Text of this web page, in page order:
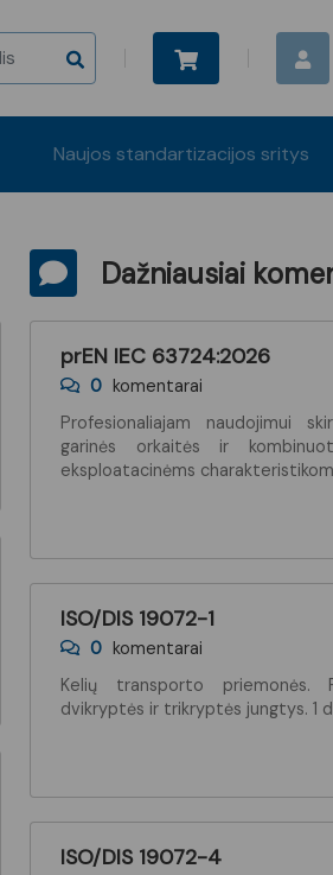
Naujos standartizacijos sritys
Dažniausiai
prEN IEC 63724:2026
0 komentarai
Profesionaliajam naudojimui
garinės orkaitės ir
eksploatacinėms
ISO/DIS 19072-1
0 komentarai
Kelių transporto priemonės.
dvikryptės ir trikryptės jungtys. 1
ISO/DIS 19072-4